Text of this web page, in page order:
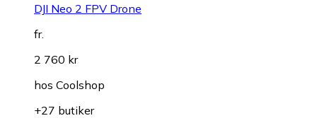
DJI Neo 2 FPV Drone
fr.
2 760 kr
hos Coolshop
+27 butiker